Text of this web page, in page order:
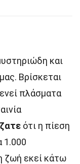
και
Βρίσκεται
πλάσματα
ότι η πίεση
1.000
ζωή εκεί κάτω